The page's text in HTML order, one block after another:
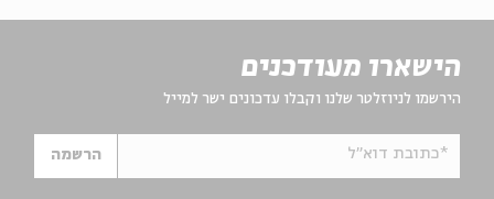
הישארו מעודכנים
הירשמו לניוזלטר שלנו וקבלו עדכונים ישר למייל
*כתובת דוא"ל הרשמה